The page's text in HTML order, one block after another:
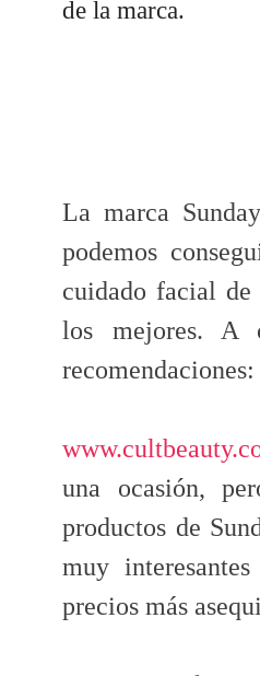
de la marca.
La marca
podemos
cuidado facial de
los mejores. A
recomendaciones:
una ocasión,
productos de
muy
precios más